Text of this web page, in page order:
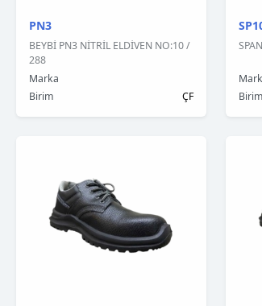
PN3
BEYBİ PN3 NİTRİL ELDİVEN NO:10 /
288
Marka
Birim
ÇF
Birim